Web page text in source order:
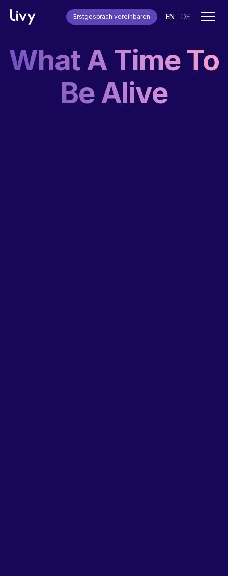
Erstgespräch vereinbaren EN DE
What A Time To
Be Alive